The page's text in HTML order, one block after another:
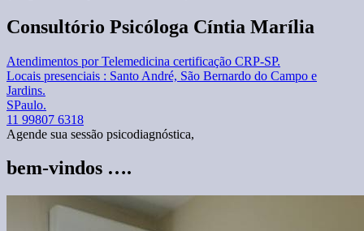
Consultório Psicóloga Cíntia Marília
Atendimentos por Telemedicina certificação CRP-SP.
Locais presenciais : Santo André, São Bernardo do Campo e
Jardins.
SPaulo.
11 99807 6318
Agende sua sessão psicodiagnóstica,
bem-vindos ….